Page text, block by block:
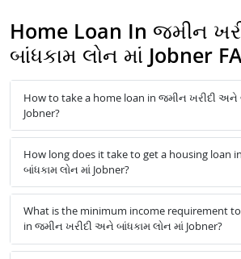
Home Loan In જમીન
બાંધકામ લોન માં Jobner
How to take a home loan in જમીન ખરીદી અને
Jobner?
How long does it take to get a housing loan
બાંધકામ લોન માં Jobner?
What is the minimum income requirement
in જમીન ખરીદી અને બાંધકામ લોન માં Jobner?